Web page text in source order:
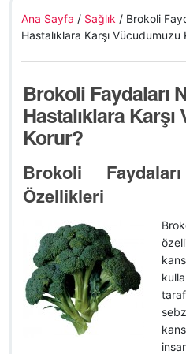
Ana Sayfa / Sağlık / Brokoli
Hastalıklara Karşı Vücudumuzu
Brokoli Faydaları
Hastalıklara
Korur?
Brokoli
Özellikleri